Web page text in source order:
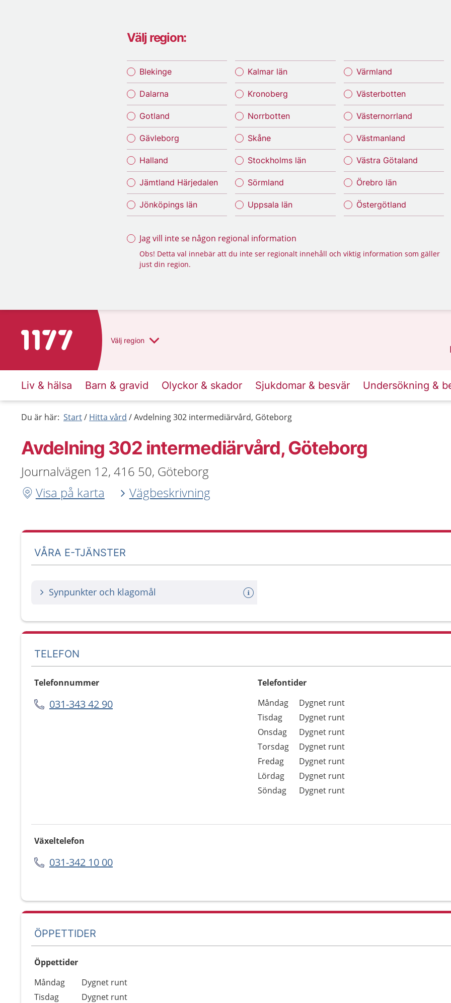
Välj region:
Blekinge
Dalarna
Gotland
Gävleborg
Halland
Jämtland Härjedalen
Jönköpings län
Kalmar län
Kronoberg
Norrbotten
Skåne
Stockholms län
Sörmland
Uppsala län
Värmland
Västerbotten
Västernorrland
Västmanland
Västra Götaland
Örebro län
Östergötland
Jag vill inte se någon regional information
Obs! Detta val innebär att du inte ser regionalt innehåll och viktig information som gäller
just din region.
Till startsidan för 1177 Välj region
Liv & hälsa Barn & gravid Olyckor & skador Sjukdomar & besvär Undersökning &
Du är här: Start Hitta vård Avdelning 302 intermediärvård, Göteborg
Avdelning 302 intermediärvård, Göteborg
Journalvägen 12, 416 50, Göteborg
Visa på karta
Vägbeskrivning
VÅRA E-TJÄNSTER
Synpunkter och klagomål
TELEFON
Telefonnummer
031-343 42 90
Telefontider
Dag
Öppettider
Kommentarer
Måndag
Dygnet runt
Tisdag
Dygnet runt
Onsdag
Dygnet runt
Torsdag
Dygnet runt
Fredag
Dygnet runt
Lördag
Dygnet runt
Söndag
Dygnet runt
Växeltelefon
031-342 10 00
ÖPPETTIDER
Öppettider
Dag
Öppettider
Kommentarer
Måndag
Dygnet runt
Tisdag
Dygnet runt